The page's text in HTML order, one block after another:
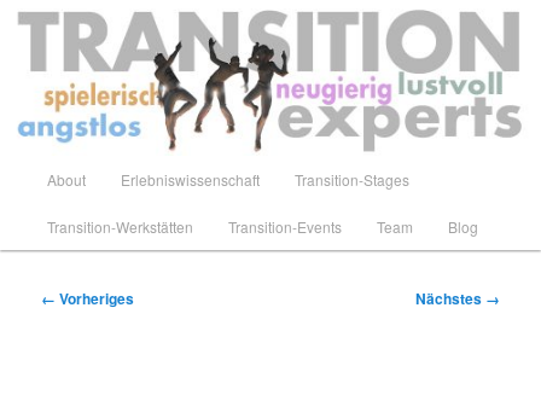
Zum
springenTransition-Experts
About Erlebniswissenschaft Transition-Stages
Transition-Werkstätten Transition-Events Team Blog
Bilder-
← Vorheriges Nächstes →